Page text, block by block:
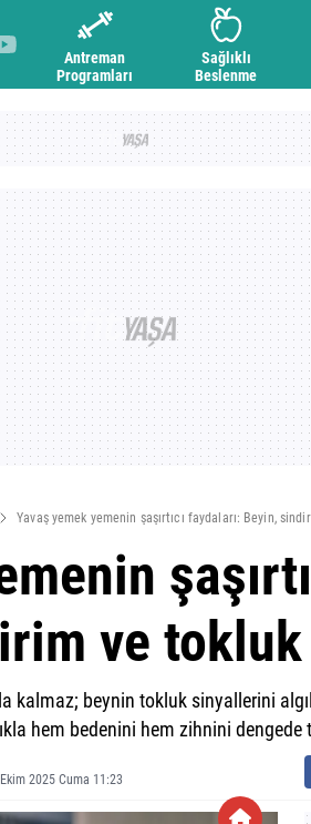
Antreman
Programları
Sağlıklı
Beslenme
Yavaş yemek yemenin şaşırtıcı faydaları: Beyin,
ve
kalmaz; beynin tokluk sinyallerini
hem bedenini hem zihnini
2025 Cuma 11:23